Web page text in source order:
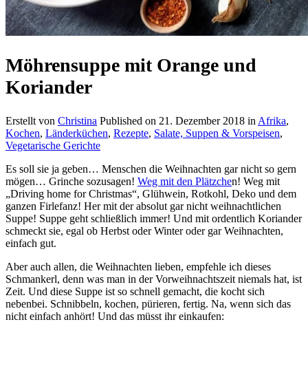
Möhrensuppe mit Orange und
Koriander
Erstellt von Christina Published on 21. Dezember 2018 in Afrika,
Kochen, Länderküchen, Rezepte, Salate, Suppen & Vorspeisen,
Vegetarische Gerichte
Es soll sie ja geben… Menschen die Weihnachten gar nicht so gern
mögen… Grinche sozusagen! Weg mit den Plätzchen! Weg mit
„Driving home for Christmas“, Glühwein, Rotkohl, Deko und dem
ganzen Firlefanz! Her mit der absolut gar nicht weihnachtlichen
Suppe! Suppe geht schließlich immer! Und mit ordentlich Koriander
schmeckt sie, egal ob Herbst oder Winter oder gar Weihnachten,
einfach gut.
Aber auch allen, die Weihnachten lieben, empfehle ich dieses
Schmankerl, denn was man in der Vorweihnachtszeit niemals hat, ist
Zeit. Und diese Suppe ist so schnell gemacht, die kocht sich
nebenbei. Schnibbeln, kochen, pürieren, fertig. Na, wenn sich das
nicht einfach anhört! Und das müsst ihr einkaufen: